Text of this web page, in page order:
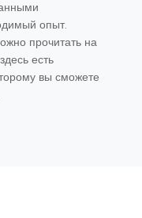
опыт.
прочитать на
есть
вы сможете